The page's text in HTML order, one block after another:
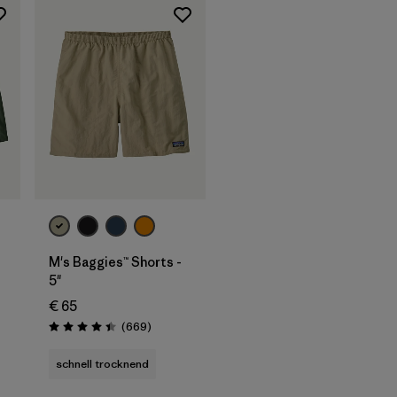
M's Baggies™ Shorts -
5"
€ 65
Bewertung: 4.4 / 5
(669Rezensionen
)
schnell trocknend